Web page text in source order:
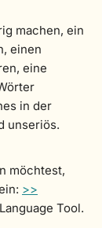
machen, ein
einen
eine
in der
unseriös.
möchtest,
>>
Tool.